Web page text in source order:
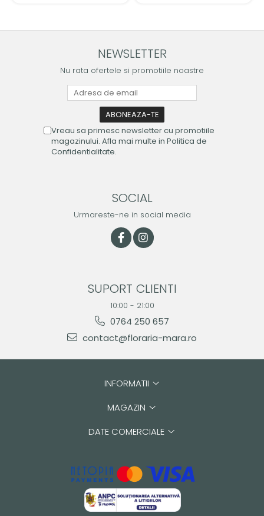
NEWSLETTER
Nu rata ofertele si promotiile noastre
Vreau sa primesc newsletter cu promotiile
magazinului. Afla mai multe in Politica de
Confidentialitate.
SOCIAL
Urmareste-ne in social media
SUPORT CLIENTI
10:00 - 21:00
0764 250 657
contact@floraria-mara.ro
INFORMATII
MAGAZIN
DATE COMERCIALE